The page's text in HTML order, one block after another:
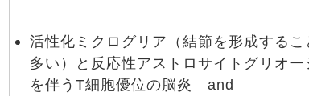
活性化ミクログリア（結節を形成するこ
多い）と反応性アストロサイトグリオー
を伴うT細胞優位の脳炎 and